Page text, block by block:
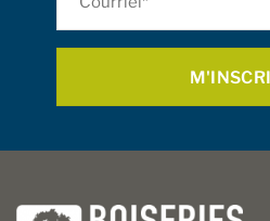
produit
la
du